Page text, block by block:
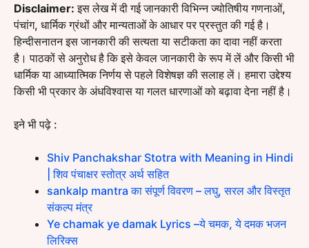
Disclaimer: इस लेख में दी गई जानकारी विभिन्न ज्योतिषीय गणनाओं,
पंचांग, धार्मिक ग्रंथों और मान्यताओं के आधार पर प्रस्तुत की गई है।
हिन्दीसनातन इस जानकारी की सत्यता या सटीकता का दावा नहीं करता
है। पाठकों से अनुरोध है कि इसे केवल जानकारी के रूप में लें और किसी भी
धार्मिक या आध्यात्मिक निर्णय से पहले विशेषज्ञ की सलाह लें। हमारा उद्देश्य
किसी भी प्रकार के अंधविश्वास या गलत धारणाओं को बढ़ावा देना नहीं है।
इने भी पढ़े :
Shiv Panchakshar Stotra with Meaning in Hindi
| शिव पंचाक्षर स्तोत्र अर्थ सहित
sankalp mantra का संपूर्ण विवरण – लघु, सरल और विस्तृत
संकल्प मंत्र
Ye chamak ye damak Lyrics –ये चमक, ये दमक भजन
लिरिक्स